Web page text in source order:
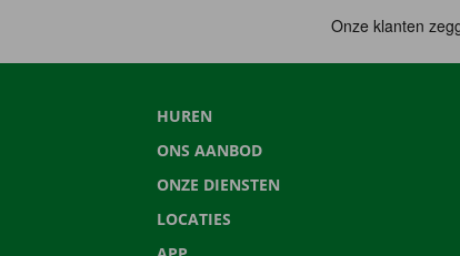
HUREN
ONS AANBOD
ONZE DIENSTEN
LOCATIES